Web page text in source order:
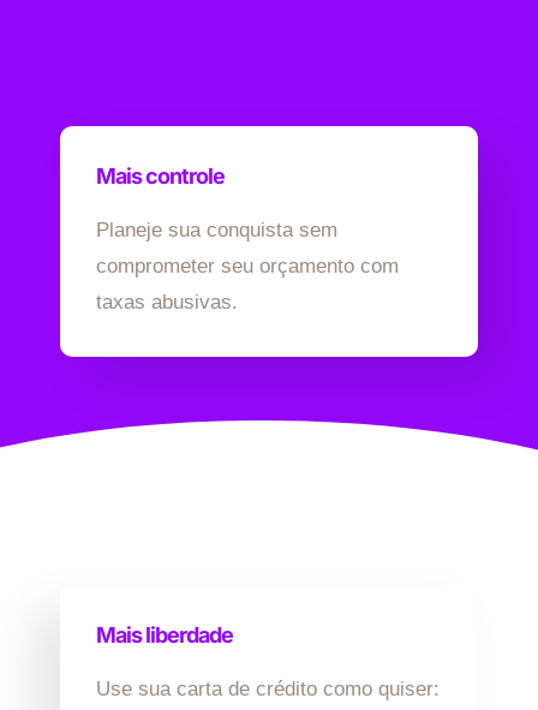
Mais controle
Planeje sua conquista sem
comprometer seu orçamento com
taxas abusivas.
Mais liberdade
Use sua carta de crédito como quiser: